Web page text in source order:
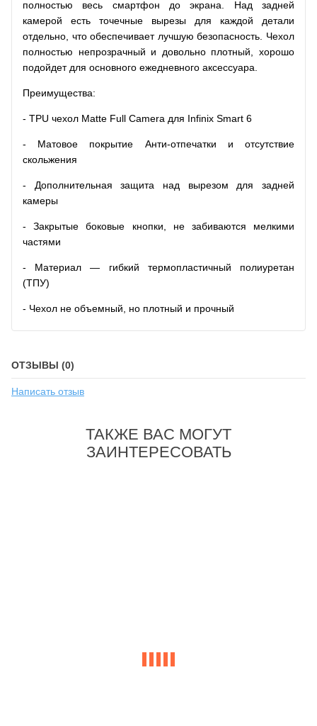
полностью весь смартфон до экрана. Над задней
камерой есть точечные вырезы для каждой детали
отдельно, что обеспечивает лучшую безопасность. Чехол
полностью непрозрачный и довольно плотный, хорошо
подойдет для основного ежедневного аксессуара.
Преимущества:
- TPU чехол Matte Full Camera для Infinix Smart 6
- Матовое покрытие Анти-отпечатки и отсутствие
скольжения
- Дополнительная защита над вырезом для задней
камеры
- Закрытые боковые кнопки, не забиваются мелкими
частями
- Материал — гибкий термопластичный полиуретан
(ТПУ)
- Чехол не объемный, но плотный и прочный
ОТЗЫВЫ (0)
Написать отзыв
ТАКЖЕ ВАС МОГУТ
ЗАИНТЕРЕСОВАТЬ